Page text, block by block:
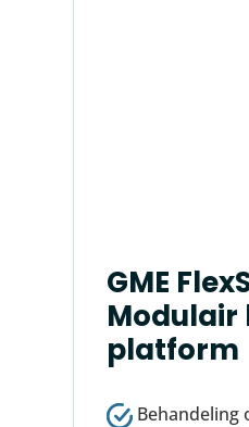
GME
Modulair
platform
Behandeling